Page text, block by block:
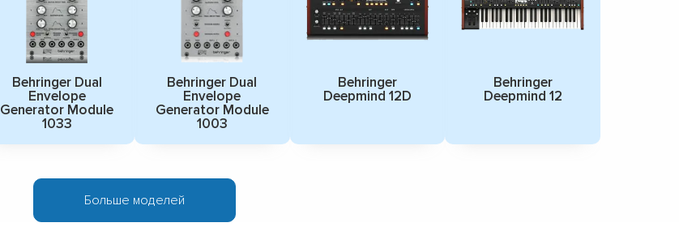
Behringer Dual
Envelope
Generator Module
1033
Behringer Dual
Envelope
Generator Module
1003
Behringer
Deepmind 12D
Behringer
Deepmind 12
Больше моделей